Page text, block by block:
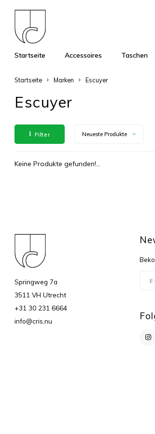
Startseite Accessoires Taschen
Startseite Marken Escuyer
Escuyer
Filter Neueste Produkte
Keine Produkte gefunden!...
Springweg 7a
3511 VH Utrecht
+31 30 231 6664
info@cris.nu